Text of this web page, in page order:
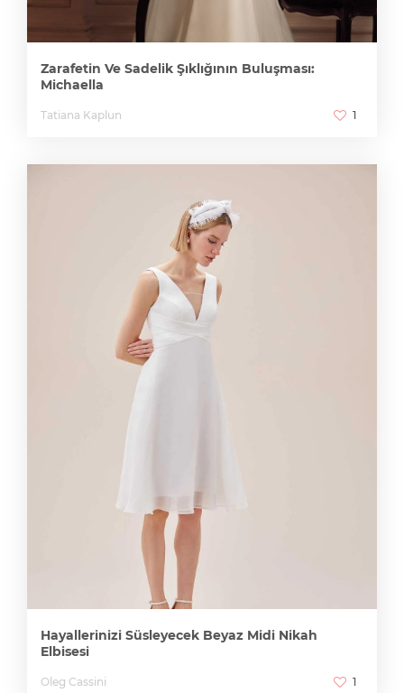
Zarafetin Ve Sadelik Şıklığının Buluşması:
Michaella
Tatiana Kaplun 1
Hayallerinizi Süsleyecek Beyaz Midi Nikah
Elbisesi
Oleg Cassini 1